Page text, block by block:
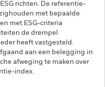
richten. De referentie-
met bepaalde
met ESG-criteria
de drempel
heeft vastgesteld.
aan een belegging in
afweging te maken over
index.